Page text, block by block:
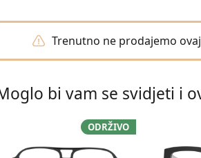
Trenutno ne prodajemo
bi vam se svidjeti i
ODRŽIVO